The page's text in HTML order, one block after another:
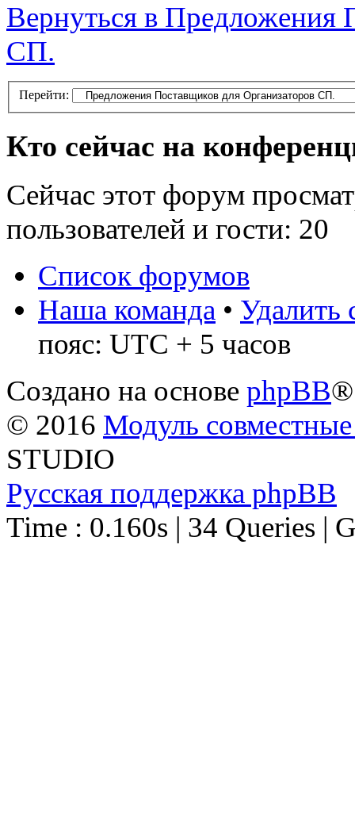
Вернуться в Предложения
СП.
Перейти:
Кто сейчас на
Сейчас этот форум
пользователей и гости: 20
Список форумов
Наша команда • Удалить
пояс: UTC + 5 часов
Создано на основе phpBB®
© 2016 Модуль
STUDIO
Русская поддержка phpBB
Time : 0.160s | 34 Queries |